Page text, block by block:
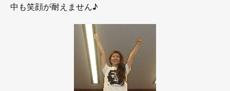
中も笑顔が耐えません♪